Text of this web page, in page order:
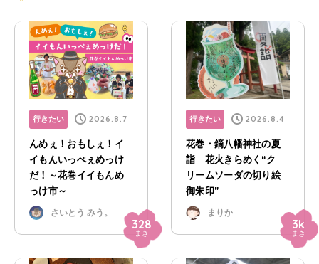
328
まき
行きたい 2026.8.7
んめぇ！おもしぇ！イ
イもんいっぺぇめっけ
だ！～花巻イイもんめ
っけ市～
さいとう みう。
3k
まき
行きたい 2026.8.4
花巻・鏑八幡神社の夏
詣 花火きらめく“ク
リームソーダの切り絵
御朱印”
まりか